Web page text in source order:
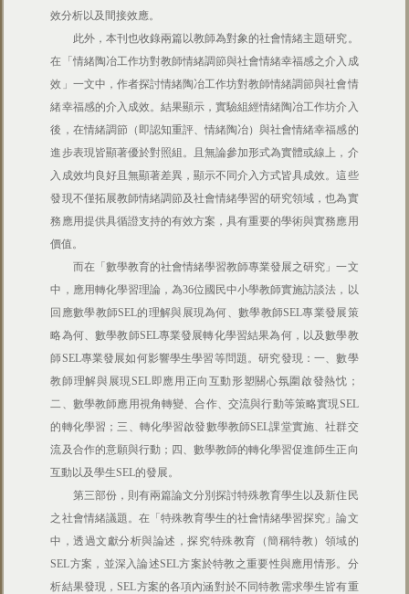
效分析以及間接效應。
此外，本刊也收錄兩篇以教師為對象的社會情緒主題研究。
在「情緒陶冶工作坊對教師情緒調節與社會情緒幸福感之介入成
效」一文中，作者探討情緒陶冶工作坊對教師情緒調節與社會情
緒幸福感的介入成效。結果顯示，實驗組經情緒陶冶工作坊介入
後，在情緒調節（即認知重評、情緒陶冶）與社會情緒幸福感的
進步表現皆顯著優於對照組。且無論參加形式為實體或線上，介
入成效均良好且無顯著差異，顯示不同介入方式皆具成效。這些
發現不僅拓展教師情緒調節及社會情緒學習的研究領域，也為實
務應用提供具循證支持的有效方案，具有重要的學術與實務應用
價值。
而在「數學教育的社會情緒學習教師專業發展之研究」一文
中，應用轉化學習理論，為36位國民中小學教師實施訪談法，以
回應數學教師SEL的理解與展現為何、數學教師SEL專業發展策
略為何、數學教師SEL專業發展轉化學習結果為何，以及數學教
師SEL專業發展如何影響學生學習等問題。研究發現：一、數學
教師理解與展現SEL即應用正向互動形塑關心氛圍啟發熱忱；
二、數學教師應用視角轉變、合作、交流與行動等策略實現SEL
的轉化學習；三、轉化學習啟發數學教師SEL課堂實施、社群交
流及合作的意願與行動；四、數學教師的轉化學習促進師生正向
互動以及學生SEL的發展。
第三部份，則有兩篇論文分別探討特殊教育學生以及新住民
之社會情緒議題。在「特殊教育學生的社會情緒學習探究」論文
中，透過文獻分析與論述，探究特殊教育（簡稱特教）領域的
SEL方案，並深入論述SEL方案於特教之重要性與應用情形。分
析結果發現，SEL方案的各項內涵對於不同特教需求學生皆有重